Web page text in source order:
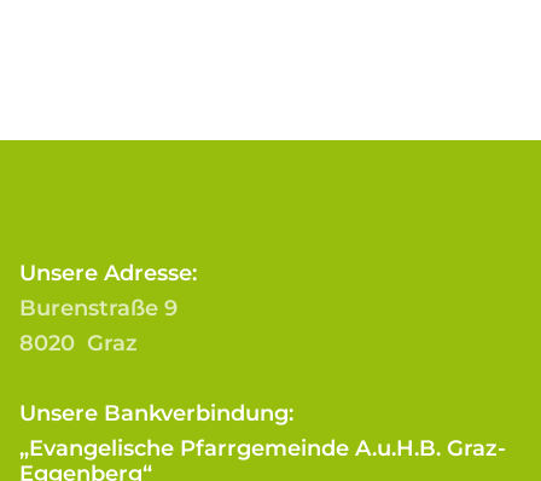
Unsere Adresse:
Burenstraße 9
8020 Graz
Unsere Bankverbindung:
„Evangelische Pfarrgemeinde A.u.H.B. Graz-
Eggenberg“